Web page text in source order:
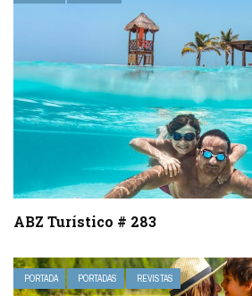
ABZ Turístico # 283
PORTADA PORTADAS REVISTAS